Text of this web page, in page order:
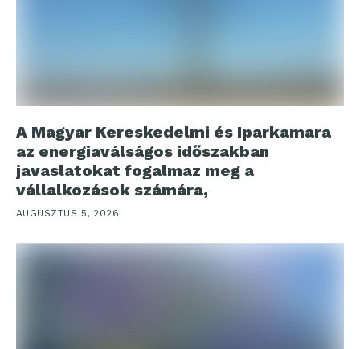
A Magyar Kereskedelmi és Iparkamara
az energiaválságos időszakban
javaslatokat fogalmaz meg a
vállalkozások számára,
AUGUSZTUS 5, 2026